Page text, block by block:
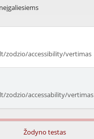
zodzio/accessibility/vertimas
zodzio/accessability/vertimas
Žodyno testas